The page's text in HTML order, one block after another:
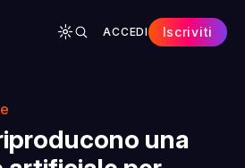
ACCEDI Iscriviti
una